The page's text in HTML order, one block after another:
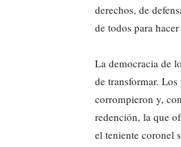
derechos, de
de todos para
La democracia de
de transformar.
corrompieron y,
redención, la que
el teniente coronel